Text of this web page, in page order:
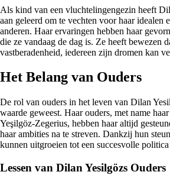
Als kind van een vluchtelingengezin heeft
aan geleerd om te vechten voor haar idealen
anderen. Haar ervaringen hebben haar
die ze vandaag de dag is. Ze heeft bewezen
vastberadenheid, iedereen zijn dromen kan
Het Belang van Ouders
De rol van ouders in het leven van Dilan
waarde geweest. Haar ouders, met name
Yeşilgöz-Zegerius, hebben haar altijd
haar ambities na te streven. Dankzij hun
kunnen uitgroeien tot een succesvolle
Lessen van Dilan Yesilgözs Ouders